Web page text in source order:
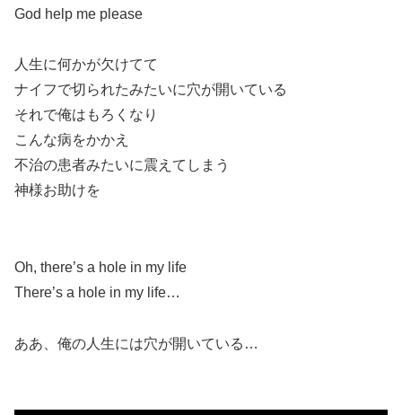
God help me please
人生に何かが欠けてて
ナイフで切られたみたいに穴が開いている
それで俺はもろくなり
こんな病をかかえ
不治の患者みたいに震えてしまう
神様お助けを
Oh, there’s a hole in my life
There’s a hole in my life…
ああ、俺の人生には穴が開いている…